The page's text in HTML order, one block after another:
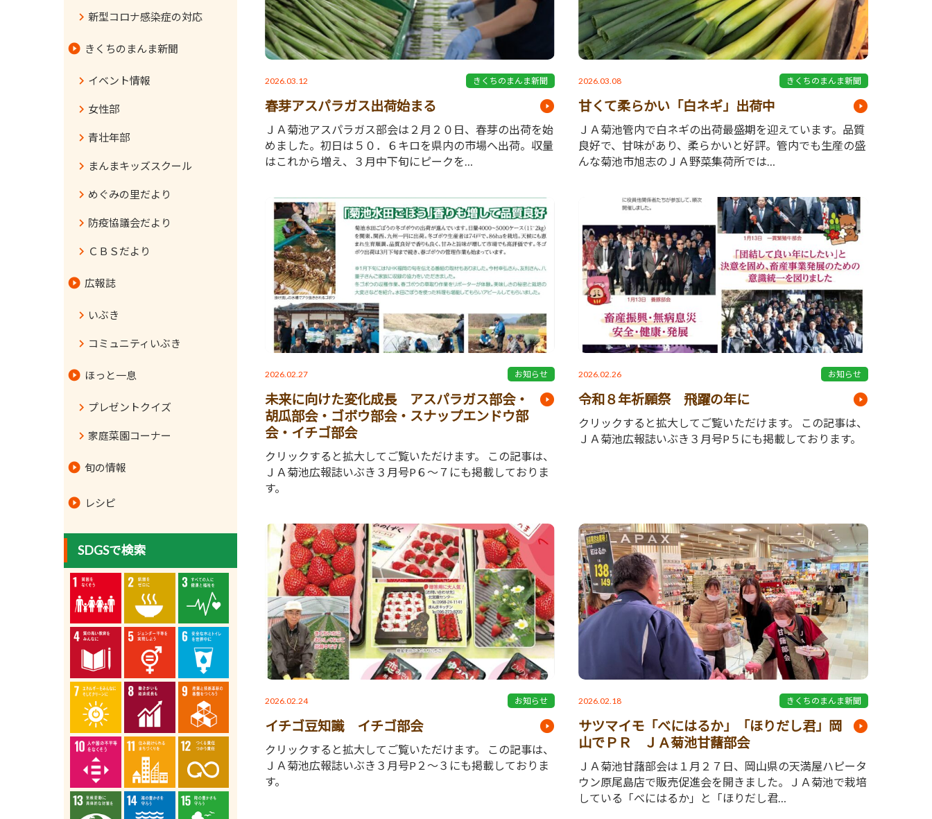
2026.03.12 きくちのまんま新聞
春芽アスパラガス出荷始まる
ＪＡ菊池アスパラガス部会は２月２０日、春芽の出荷を始
めました。初日は５０．６キロを県内の市場へ出荷。収量
はこれから増え、３月中下旬にピークを…
2026.03.08 きくちのまんま新聞
甘くて柔らかい「白ネギ」出荷中
ＪＡ菊池管内で白ネギの出荷最盛期を迎えています。品質
良好で、甘味があり、柔らかいと好評。管内でも生産の盛
んな菊池市旭志のＪＡ野菜集荷所では…
2026.02.27 お知らせ
未来に向けた変化成長 アスパラガス部会・
胡瓜部会・ゴボウ部会・スナップエンドウ部
会・イチゴ部会
クリックすると拡大してご覧いただけます。 この記事は、
ＪＡ菊池広報誌いぶき３月号P６～７にも掲載しておりま
す。
2026.02.26 お知らせ
令和８年祈願祭 飛躍の年に
クリックすると拡大してご覧いただけます。 この記事は、
ＪＡ菊池広報誌いぶき３月号P５にも掲載しております。
2026.02.24 お知らせ
イチゴ豆知識 イチゴ部会
クリックすると拡大してご覧いただけます。 この記事は、
ＪＡ菊池広報誌いぶき３月号P２～３にも掲載しておりま
す。
2026.02.18 きくちのまんま新聞
サツマイモ「べにはるか」「ほりだし君」岡
山でＰＲ ＪＡ菊池甘藷部会
ＪＡ菊池甘藷部会は１月２７日、岡山県の天満屋ハピータ
ウン原尾島店で販売促進会を開きました。ＪＡ菊池で栽培
している「べにはるか」と「ほりだし君…
新型コロナ感染症の対応
きくちのまんま新聞
イベント情報
女性部
青壮年部
まんまキッズスクール
めぐみの里だより
防疫協議会だより
ＣＢＳだより
広報誌
いぶき
コミュニティいぶき
ほっと一息
プレゼントクイズ
家庭菜園コーナー
旬の情報
レシピ
SDGSで検索